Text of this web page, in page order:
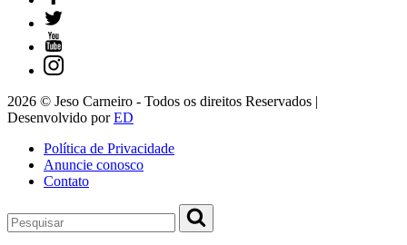
2026 © Jeso Carneiro - Todos os direitos Reservados |
Desenvolvido porED
Política de Privacidade
Anuncie conosco
Contato